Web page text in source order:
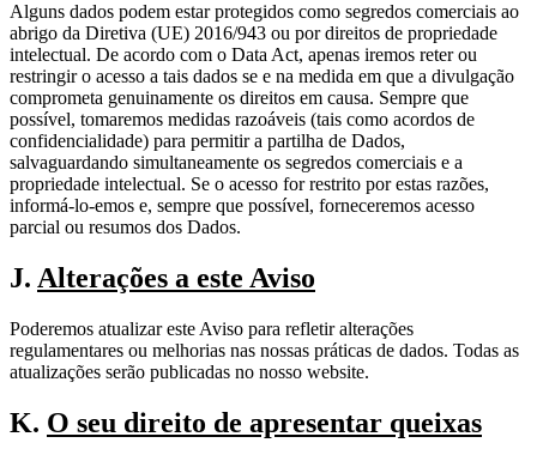
Alguns dados podem estar protegidos como segredos comerciais ao
abrigo da Diretiva (UE) 2016/943 ou por direitos de propriedade
intelectual. De acordo com o Data Act, apenas iremos reter ou
restringir o acesso a tais dados se e na medida em que a divulgação
comprometa genuinamente os direitos em causa. Sempre que
possível, tomaremos medidas razoáveis (tais como acordos de
confidencialidade) para permitir a partilha de Dados,
salvaguardando simultaneamente os segredos comerciais e a
propriedade intelectual. Se o acesso for restrito por estas razões,
informá-lo-emos e, sempre que possível, forneceremos acesso
parcial ou resumos dos Dados.
J. Alterações a este Aviso
Poderemos atualizar este Aviso para refletir alterações
regulamentares ou melhorias nas nossas práticas de dados. Todas as
atualizações serão publicadas no nosso website.
K. O seu direito de apresentar queixas